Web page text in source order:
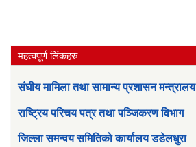
महत्वपूर्ण लिंकहरु
संघीय मामिला तथा सामान्य प्रशासन मन्त्रालय
राष्ट्रिय परिचय पत्र तथा पञ्जिकरण विभाग
जिल्ला समन्वय समितिको कार्यालय डडेलधुरा